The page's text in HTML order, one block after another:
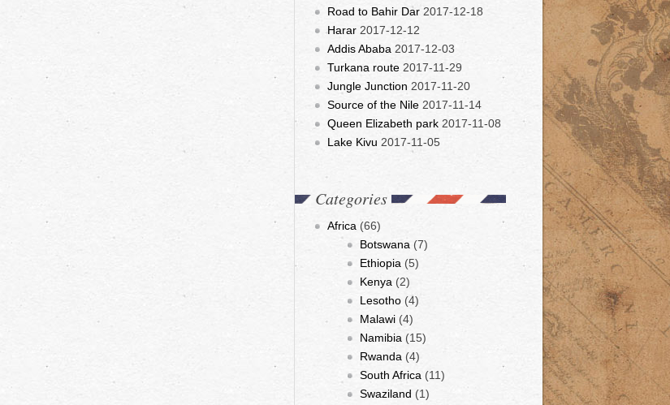
Road to Bahir Dar 2017-12-18
Harar 2017-12-12
Addis Ababa 2017-12-03
Turkana route 2017-11-29
Jungle Junction 2017-11-20
Source of the Nile 2017-11-14
Queen Elizabeth park 2017-11-08
Lake Kivu 2017-11-05
Categories
Africa (66)
Botswana (7)
Ethiopia (5)
Kenya (2)
Lesotho (4)
Malawi (4)
Namibia (15)
Rwanda (4)
South Africa (11)
Swaziland (1)